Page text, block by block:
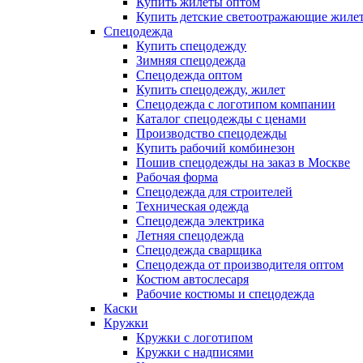
Купить детские светоотражающие
Спецодежда
Купить спецодежду
Зимняя спецодежда
Спецодежда оптом
Купить спецодежду, жилет
Спецодежда с логотипом компании
Каталог спецодежды с ценами
Производство спецодежды
Купить рабочий комбинезон
Пошив спецодежды на заказ в Москве
Рабочая форма
Спецодежда для строителей
Техническая одежда
Спецодежда электрика
Летняя спецодежда
Спецодежда сварщика
Спецодежда от производителя оптом
Костюм автослесаря
Рабочие костюмы и спецодежда
Каски
Кружки
Кружки с логотипом
Кружки с надписями